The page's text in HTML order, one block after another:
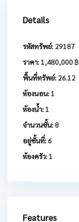
Details
รหัสทรัพย์: 29187
ราคา: 1,480,000 ฿
พื้นที่ทรัพย์: 26.12
ห้องนอน: 1
ห้องน้ำ: 1
จำนวนชั้น:8
อยู่ชั้นที่:6
ห้องครัว: 1
Features